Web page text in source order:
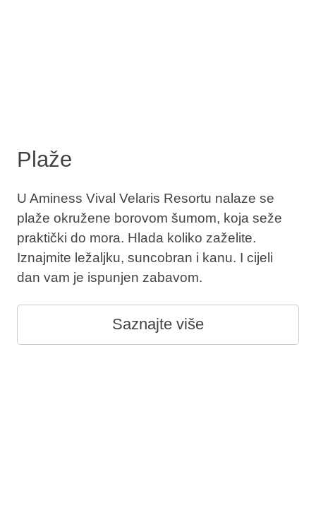
Plaže
U Aminess Vival Velaris Resortu nalaze se
plaže okružene borovom šumom, koja seže
praktički do mora. Hlada koliko zaželite.
Iznajmite ležaljku, suncobran i kanu. I cijeli
dan vam je ispunjen zabavom.
Saznajte više